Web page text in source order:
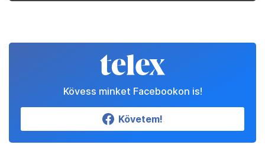
Kövess minket Facebookon is!
Követem!